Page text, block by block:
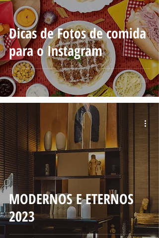
Dicas de Fotos de comida
para o Instagram
MODERNOS E ETERNOS
2023